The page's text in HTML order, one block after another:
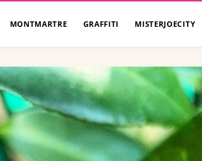
MONTMARTRE GRAFFITI MISTERJOECITY